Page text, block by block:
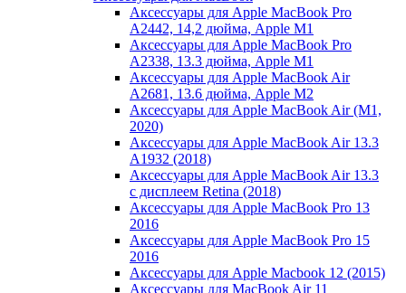
Аксессуары для Apple MacBook Pro
A2442, 14,2 дюйма, Apple M1
Аксессуары для Apple MacBook Pro
A2338, 13.3 дюйма, Apple M1
Аксессуары для Apple MacBook Air
A2681, 13.6 дюйма, Apple M2
Аксессуары для Apple MacBook Air (M1,
2020)
Аксессуары для Apple MacBook Air 13.3
A1932 (2018)
Аксессуары для Apple MacBook Air 13.3
с дисплеем Retina (2018)
Аксессуары для Apple MacBook Pro 13
2016
Аксессуары для Apple MacBook Pro 15
2016
Аксессуары для Apple Macbook 12 (2015)
Аксессуары для MacBook Air 11